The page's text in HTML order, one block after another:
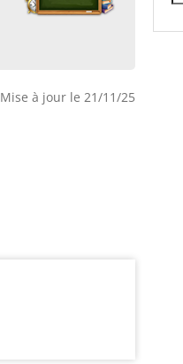
Mise à jour le 21/11/25